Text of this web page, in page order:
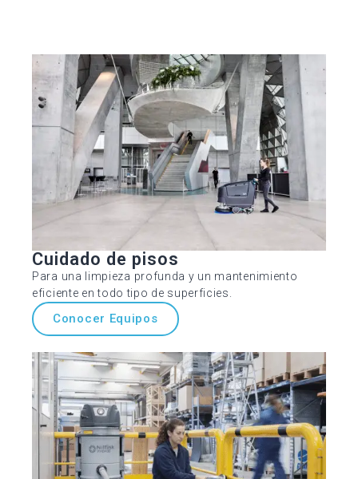
Cuidado de pisos
Para una limpieza profunda y un mantenimiento
eficiente en todo tipo de superficies.
Conocer Equipos